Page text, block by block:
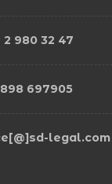
2 980 32 47
697905
legal.com